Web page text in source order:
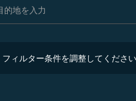
ィルター条件を調整してください